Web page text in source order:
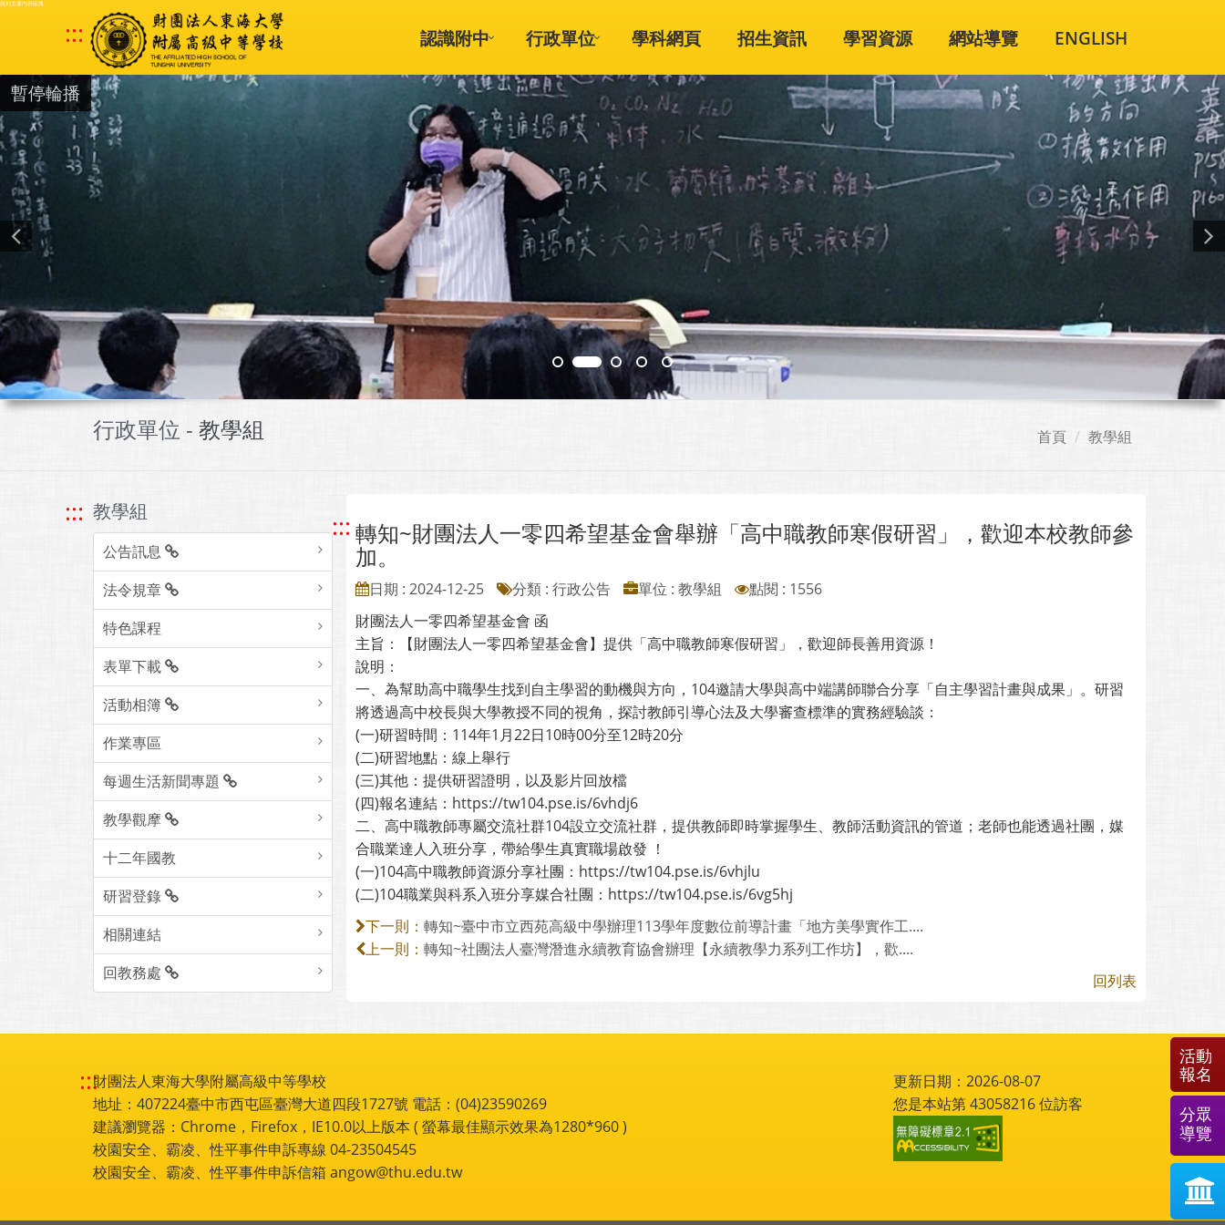
跳到主要內容區塊
::: 認識附中 行政單位 學科網頁 招生資訊 學習資源 網站導覽 ENGLISH
暫停輪播
行政單位 - 教學組 首頁 教學組
::: 教學組
公告訊息
法令規章
特色課程
表單下載
活動相簿
作業專區
每週生活新聞專題
教學觀摩
十二年國教
研習登錄
相關連結
回教務處
::: 轉知~財團法人一零四希望基金會舉辦「高中職教師寒假研習」，歡迎本校教師參
加。
日期 : 2024-12-25 分類 : 行政公告 單位 : 教學組
點閱 : 1556
財團法人一零四希望基金會 函
主旨：【財團法人一零四希望基金會】提供「高中職教師寒假研習」，歡迎師長善用資源！
說明：
一、為幫助高中職學生找到自主學習的動機與方向，104邀請大學與高中端講師聯合分享「自主學習計畫與成果」。研習
將透過高中校長與大學教授不同的視角，探討教師引導心法及大學審查標準的實務經驗談：
(一)研習時間：114年1月22日10時00分至12時20分
(二)研習地點：線上舉行
(三)其他：提供研習證明，以及影片回放檔
(四)報名連結：https://tw104.pse.is/6vhdj6
二、高中職教師專屬交流社群104設立交流社群，提供教師即時掌握學生、教師活動資訊的管道；老師也能透過社團，媒
合職業達人入班分享，帶給學生真實職場啟發 ！
(一)104高中職教師資源分享社團：https://tw104.pse.is/6vhjlu
(二)104職業與科系入班分享媒合社團：https://tw104.pse.is/6vg5hj
下一則： 轉知~臺中市立西苑高級中學辦理113學年度數位前導計畫「地方美學實作工....
上一則： 轉知~社團法人臺灣潛進永續教育協會辦理【永續教學力系列工作坊】，歡....
回列表
:::財團法人東海大學附屬高級中等學校
地址：407224臺中市西屯區臺灣大道四段1727號 電話：(04)23590269
建議瀏覽器：Chrome，Firefox，IE10.0以上版本 ( 螢幕最佳顯示效果為1280*960 )
校園安全、霸凌、性平事件申訴專線 04-23504545
校園安全、霸凌、性平事件申訴信箱 angow@thu.edu.tw
更新日期：2026-08-07
您是本站第43058216位訪客
活動
報名
分眾
導覽